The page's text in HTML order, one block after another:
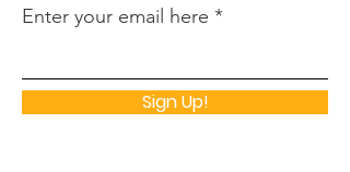
Enter your email here
Sign Up!